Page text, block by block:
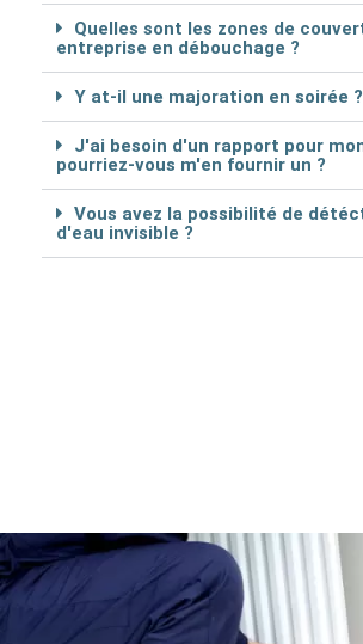
Quelles sont les zones de
entreprise en débouchage ?
Y at-il une majoration en soirée ?
J'ai besoin d'un rapport pour
pourriez-vous m'en fournir un ?
Vous avez la possibilité de
d'eau invisible ?